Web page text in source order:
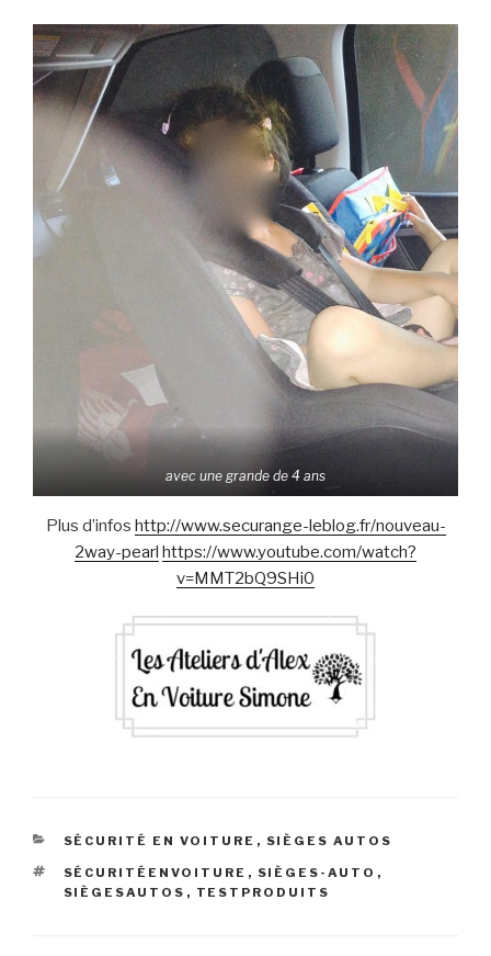
avec une grande de 4 ans
Plus d’infos http://www.securange-leblog.fr/nouveau-
2way-pearl https://www.youtube.com/watch?
v=MMT2bQ9SHi0
CATÉGORIES
SÉCURITÉ EN VOITURE , SIÈGES AUTOS
ÉTIQUETTES
SÉCURITÉENVOITURE , SIÈGES-AUTO ,
SIÈGESAUTOS , TESTPRODUITS